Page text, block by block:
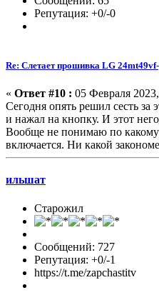
Репутация: +0/-0
Re: Слетает прошивка LG
« Ответ #10 : 05 Февраля
Сегодня опять решил сесть за
и нажал на кнопку. И этот
Вообще не понимаю по
включается. Ни какой
ильшат
Старожил
Сообщений: 727
Репутация: +0/-1
https://t.me/zapchastitv